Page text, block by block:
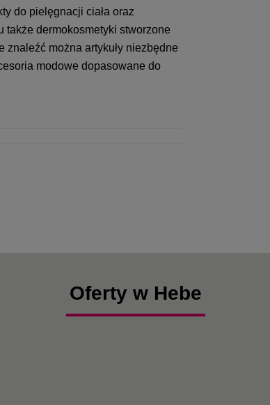
do pielęgnacji ciała oraz
także dermokosmetyki stworzone
znaleźć można artykuły niezbędne
modowe dopasowane do
Oferty w Hebe